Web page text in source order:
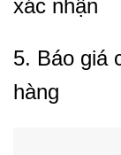
xác nhận
5. Báo giá
hàng